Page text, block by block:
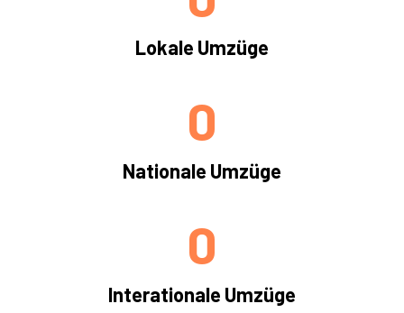
Lokale Umzüge
Nationale Umzüge
0
Interationale Umzüge
0